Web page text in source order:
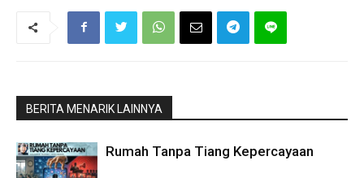
BERITA MENARIK LAINNYA
Rumah Tanpa Tiang Kepercayaan